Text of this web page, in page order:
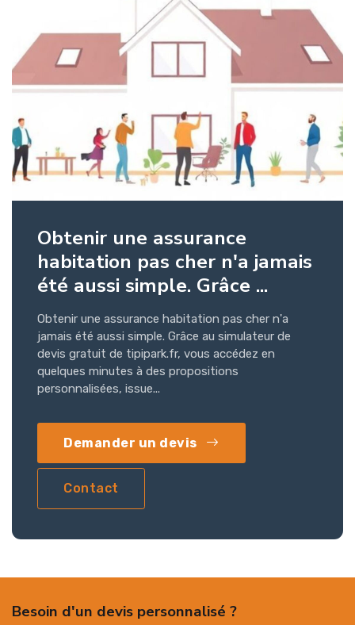
Obtenir une assurance
habitation pas cher n'a jamais
été aussi simple. Grâce ...
Obtenir une assurance habitation pas cher n'a
jamais été aussi simple. Grâce au simulateur de
devis gratuit de tipipark.fr, vous accédez en
quelques minutes à des propositions
personnalisées, issue...
Demander un devis
Contact
Besoin d'un devis personnalisé ?